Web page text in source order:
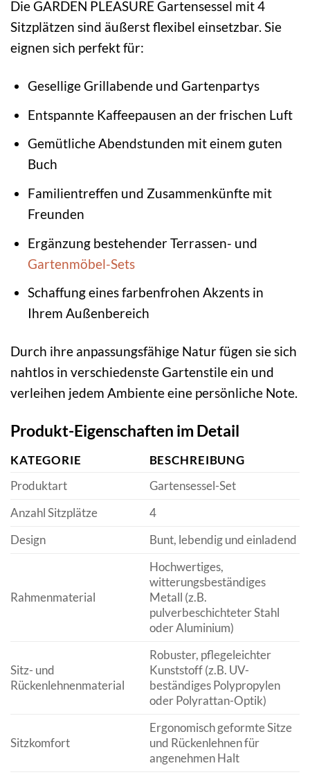
Die GARDEN PLEASURE Gartensessel mit 4
Sitzplätzen sind äußerst flexibel einsetzbar. Sie
eignen sich perfekt für:
Gesellige Grillabende und Gartenpartys
Entspannte Kaffeepausen an der frischen Luft
Gemütliche Abendstunden mit einem guten
Buch
Familientreffen und Zusammenkünfte mit
Freunden
Ergänzung bestehender Terrassen- und
Gartenmöbel-Sets
Schaffung eines farbenfrohen Akzents in
Ihrem Außenbereich
Durch ihre anpassungsfähige Natur fügen sie sich
nahtlos in verschiedenste Gartenstile ein und
verleihen jedem Ambiente eine persönliche Note.
Produkt-Eigenschaften im Detail
KATEGORIE
BESCHREIBUNG
Produktart
Gartensessel-Set
Anzahl Sitzplätze
4
Design
Bunt, lebendig und einladend
Rahmenmaterial
Hochwertiges,
witterungsbeständiges
Metall (z.B.
pulverbeschichteter Stahl
oder Aluminium)
Sitz- und
Rückenlehnenmaterial
Robuster, pflegeleichter
Kunststoff (z.B. UV-
beständiges Polypropylen
oder Polyrattan-Optik)
Sitzkomfort
Ergonomisch geformte Sitze
und Rückenlehnen für
angenehmen Halt